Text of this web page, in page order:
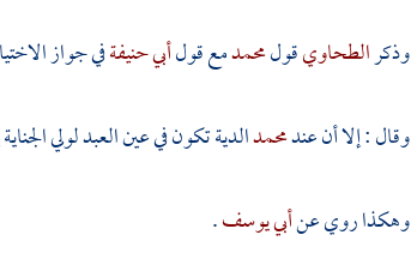
وذكرالطحاويقولمحمدمع قولأبي حنيفةفي جواز
وقال : إلا أن عندمحمدالدية تكون في عين العبد لولي الجناية
وهكذا روي عنأبي يوسف.